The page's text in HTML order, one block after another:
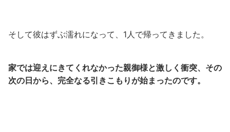
そして彼はずぶ濡れになって、1人で帰ってきました。
家では迎えにきてくれなかった親御様と激しく衝突、その
次の日から、完全なる引きこもりが始まったのです。